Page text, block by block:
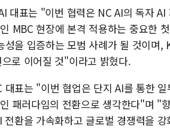
대표는 "이번 협력은 NC AI의 독자
MBC 현장에 본격 적용하는 중요한
성을 입증하는 모범 사례가 될 것이며
로 이어질 것"이라고 밝혔다.
대표는 "이번 협업은 단지 AI를 통한
패러다임의 전환으로 생각한다"며 "
전환을 가속화하고 글로벌 경쟁력을